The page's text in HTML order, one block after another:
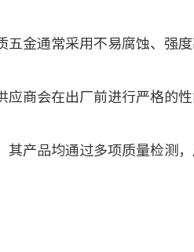
金通常采用不易腐蚀、强度
商会在出厂前进行严格的性
产品均通过多项质量检测，